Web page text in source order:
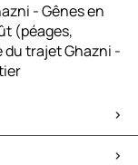
- Gênes en
(péages,
trajet Ghazni -